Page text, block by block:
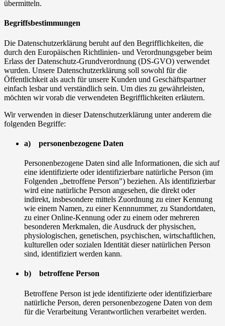
übermitteln.
Begriffsbestimmungen
Die Datenschutzerklärung beruht auf den Begrifflichkeiten, die
durch den Europäischen Richtlinien- und Verordnungsgeber beim
Erlass der Datenschutz-Grundverordnung (DS-GVO) verwendet
wurden. Unsere Datenschutzerklärung soll sowohl für die
Öffentlichkeit als auch für unsere Kunden und Geschäftspartner
einfach lesbar und verständlich sein. Um dies zu gewährleisten,
möchten wir vorab die verwendeten Begrifflichkeiten erläutern.
Wir verwenden in dieser Datenschutzerklärung unter anderem die
folgenden Begriffe:
a) personenbezogene Daten
Personenbezogene Daten sind alle Informationen, die sich auf
eine identifizierte oder identifizierbare natürliche Person (im
Folgenden „betroffene Person") beziehen. Als identifizierbar
wird eine natürliche Person angesehen, die direkt oder
indirekt, insbesondere mittels Zuordnung zu einer Kennung
wie einem Namen, zu einer Kennnummer, zu Standortdaten,
zu einer Online-Kennung oder zu einem oder mehreren
besonderen Merkmalen, die Ausdruck der physischen,
physiologischen, genetischen, psychischen, wirtschaftlichen,
kulturellen oder sozialen Identität dieser natürlichen Person
sind, identifiziert werden kann.
b) betroffene Person
Betroffene Person ist jede identifizierte oder identifizierbare
natürliche Person, deren personenbezogene Daten von dem
für die Verarbeitung Verantwortlichen verarbeitet werden.